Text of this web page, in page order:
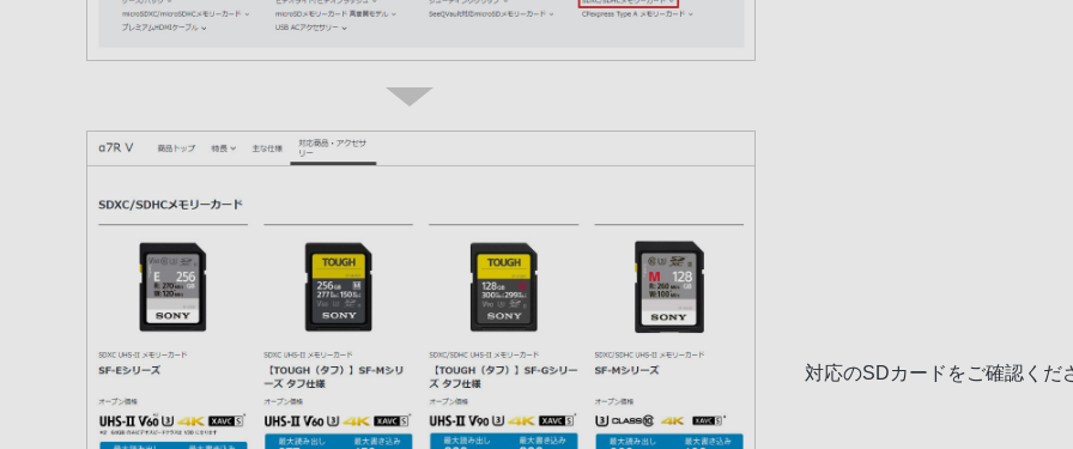
対応のSDカードをご確認くだ